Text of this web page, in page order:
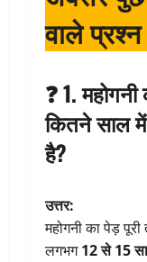
वाले प्रश्न
❓ 1.
कितने साल में
है?
उत्तर:
महोगनी का पेड़
लगभग12 से 15